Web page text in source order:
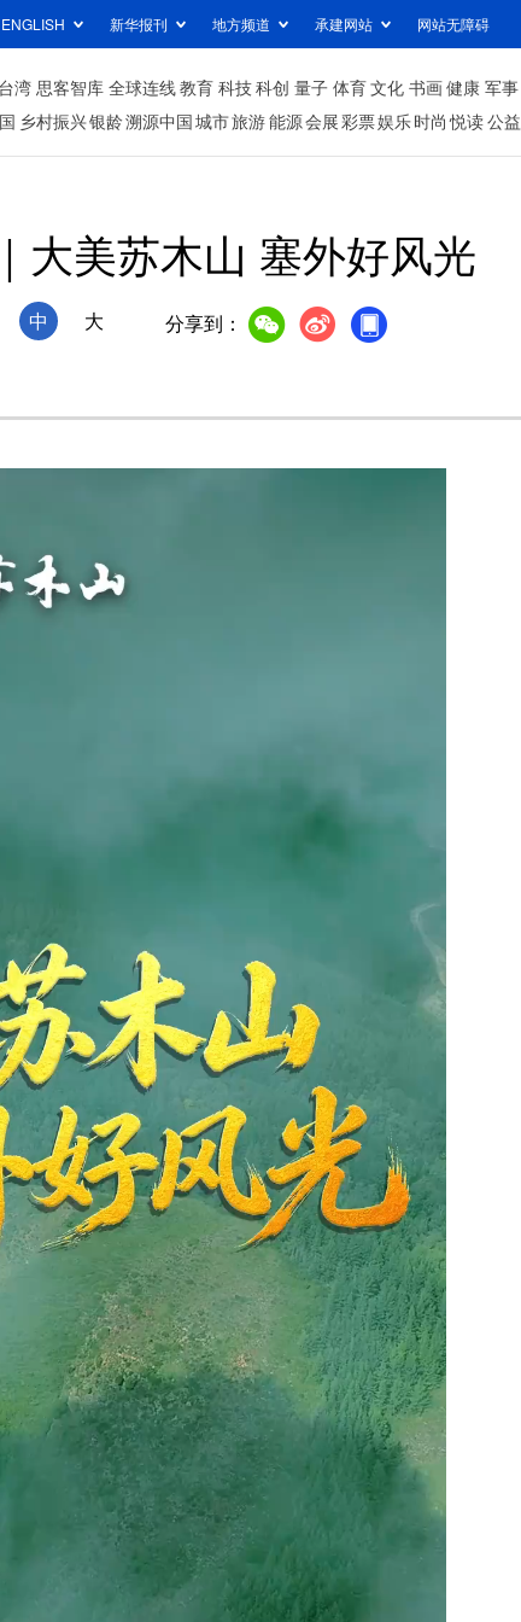
ENGLISH 新华报刊 地方频道 承建网站 网站无障碍
台湾 思客智库 全球连线教育 科技科创 量子 体育文化 书画健康 军事
乡村振兴银龄溯源中国城市旅游能源会展彩票娱乐时尚 悦读公益
大美苏木山 塞外好风光
中 大 分享到：